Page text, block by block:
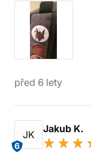
před 6 lety
JK
6
Jakub K.